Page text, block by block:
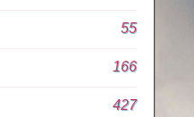
55
166
427